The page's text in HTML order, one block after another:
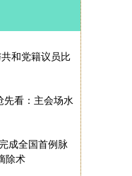
和党籍议员比
先看：主会场水
成全国首例脉
除术